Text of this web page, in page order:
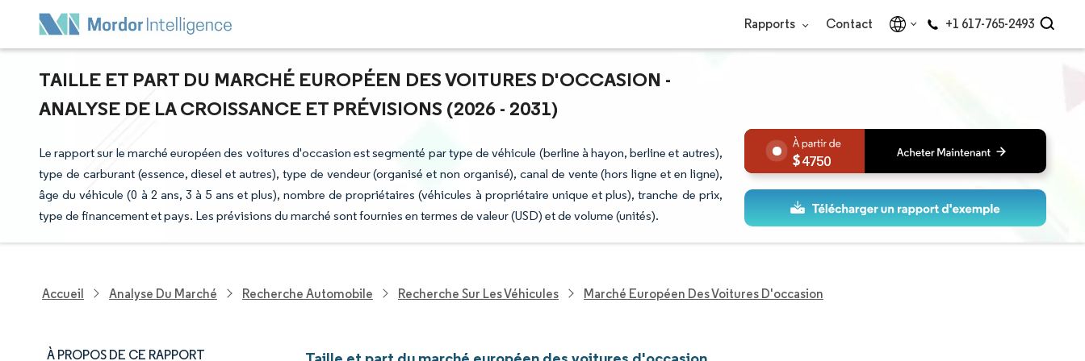
Rapports Contact +1 617-765-2493
TAILLE ET PART DU MARCHÉ EUROPÉEN DES VOITURES D'OCCASION -
ANALYSE DE LA CROISSANCE ET PRÉVISIONS (2026 - 2031)
Le rapport sur le marché européen des voitures d'occasion est segmenté par type de véhicule (berline à hayon, berline et autres),
type de carburant (essence, diesel et autres), type de vendeur (organisé et non organisé), canal de vente (hors ligne et en ligne),
âge du véhicule (0 à 2 ans, 3 à 5 ans et plus), nombre de propriétaires (véhicules à propriétaire unique et plus), tranche de prix,
type de financement et pays. Les prévisions du marché sont fournies en termes de valeur (USD) et de volume (unités).
4750
Accueil Analyse Du Marché Recherche Automobile Recherche Sur Les Véhicules Marché Européen Des Voitures D'occasion
À PROPOS DE CE RAPPORT